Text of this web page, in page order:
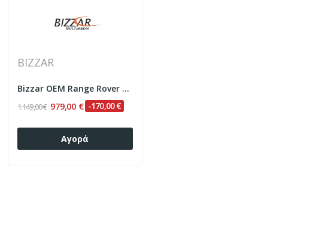
BIZZAR
Bizzar OEM Range Rover Evoque L538 2016-2018...
1.149,00 € 979,00 € -170,00 €
Αγορά